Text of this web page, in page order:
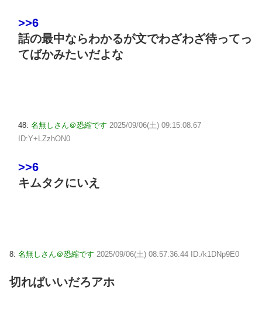
>>6
話の最中ならわかるが文でわざわざ待ってっ
てばかみたいだよな
48: 名無しさん＠恐縮です 2025/09/06(土) 09:15:08.67
ID:Y+LZzhON0
>>6
キムタクにいえ
8: 名無しさん＠恐縮です 2025/09/06(土) 08:57:36.44 ID:/k1DNp9E0
切ればいいだろアホ